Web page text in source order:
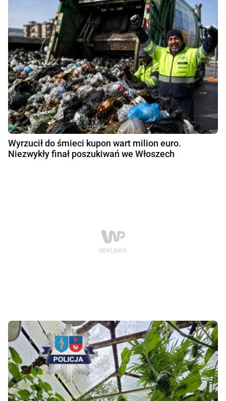
Wyrzucił do śmieci kupon wart milion euro.
Niezwykły finał poszukiwań we Włoszech